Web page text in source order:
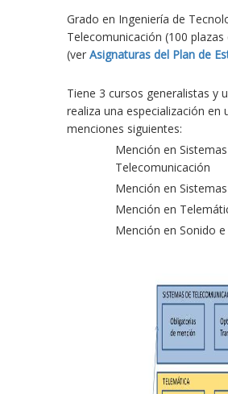
Grado en Ingeniería de
Telecomunicación (100
(ver Asignaturas del Plan de
Tiene 3 cursos generalistas y
realiza una especialización en
menciones siguientes:
Mención en
Telecomunicación
Mención en
Mención en
Mención en Sonido